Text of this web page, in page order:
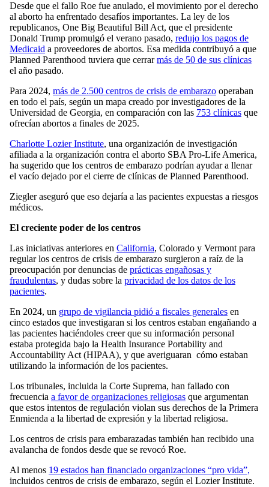
Desde que el fallo Roe fue anulado, el movimiento por el derecho
al aborto ha enfrentado desafíos importantes. La ley de los
republicanos, One Big Beautiful Bill Act, que el presidente
Donald Trump promulgó el verano pasado, redujo los pagos de
Medicaid a proveedores de abortos. Esa medida contribuyó a que
Planned Parenthood tuviera que cerrarmás de 50 de sus clínicas
el año pasado.
Para 2024, más de 2.500 centros de crisis de embarazo operaban
en todo el país, según un mapa creado por investigadores de la
Universidad de Georgia, en comparación con las 753 clínicas que
ofrecían abortos a finales de 2025.
Charlotte Lozier Institute, una organización de investigación
afiliada a la organización contra el aborto SBA Pro-Life America,
ha sugerido que los centros de embarazo podrían ayudar a llenar
el vacío dejado por el cierre de clínicas de Planned Parenthood.
Ziegler aseguró que eso dejaría a las pacientes expuestas a riesgos
médicos.
El creciente poder de los centros
Las iniciativas anteriores en California, Colorado y Vermont para
regular los centros de crisis de embarazo surgieron a raíz de la
preocupación por denuncias de prácticas engañosas y
fraudulentas, y dudas sobre la privacidad de los datos de los
pacientes.
En 2024, un grupo de vigilancia pidió a fiscales generales en
cinco estados que investigaran si los centros estaban engañando a
las pacientes haciéndoles creer que su información personal
estaba protegida bajo la Health Insurance Portability and
Accountability Act (HIPAA), y que averiguaran cómo estaban
utilizando la información de los pacientes.
Los tribunales, incluida la Corte Suprema, han fallado con
frecuencia a favor de organizaciones religiosas que argumentan
que estos intentos de regulación violan sus derechos de la Primera
Enmienda a la libertad de expresión y la libertad religiosa.
Los centros de crisis para embarazadas también han recibido una
avalancha de fondos desde que se revocó Roe.
Al menos 19 estados han financiado organizaciones “pro vida”,
incluidos centros de crisis de embarazo, según el Lozier Institute.